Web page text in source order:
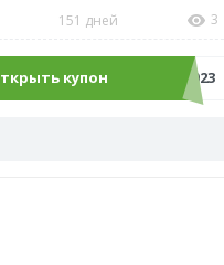
151 дней 3
купонPromokodus2023